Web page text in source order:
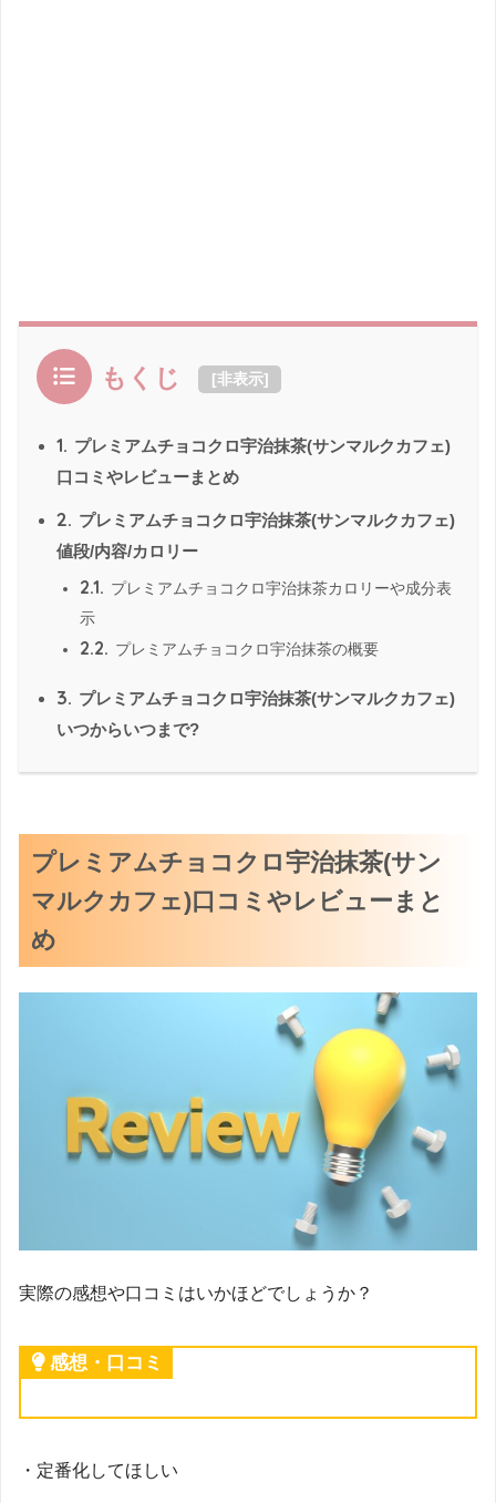
もくじ [非表示]
1. プレミアムチョコクロ宇治抹茶(サンマルクカフェ)
口コミやレビューまとめ
2. プレミアムチョコクロ宇治抹茶(サンマルクカフェ)
値段/内容/カロリー
2.1. プレミアムチョコクロ宇治抹茶カロリーや成分表
示
2.2. プレミアムチョコクロ宇治抹茶の概要
3. プレミアムチョコクロ宇治抹茶(サンマルクカフェ)
いつからいつまで?
プレミアムチョコクロ宇治抹茶(サン
マルクカフェ)口コミやレビューまと
め
実際の感想や口コミはいかほどでしょうか？
感想・口コミ
・定番化してほしい